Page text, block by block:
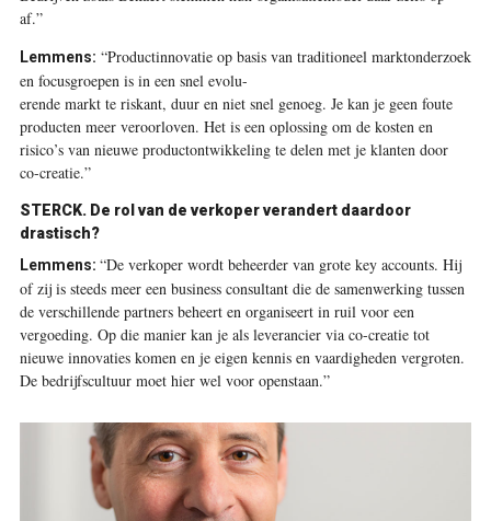
af.”
Lemmens: “Productinnovatie op basis van traditioneel marktonderzoek
en focusgroepen is in een snel evolu-
erende markt te riskant, duur en niet snel genoeg. Je kan je geen foute
producten meer veroorloven. Het is een oplossing om de kosten en
risico’s van nieuwe productontwikkeling te delen met je klanten door
co-creatie.”
STERCK. De rol van de verkoper verandert daardoor
drastisch?
Lemmens: “De verkoper wordt beheerder van grote key accounts. Hij
of zij is steeds meer een business consultant die de samenwerking tussen
de verschillende partners beheert en organiseert in ruil voor een
vergoeding. Op die manier kan je als leverancier via co-creatie tot
nieuwe innovaties komen en je eigen kennis en vaardigheden vergroten.
De bedrijfscultuur moet hier wel voor openstaan.”